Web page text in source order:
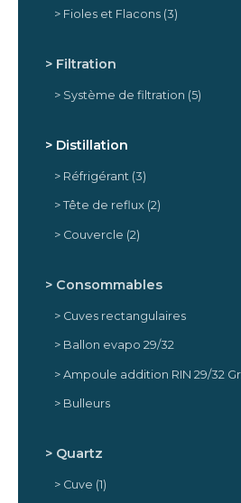
Fioles et Flacons (3)
Filtration
Système de filtration (5)
Distillation
Réfrigérant (3)
Tête de reflux (2)
Couvercle (2)
Consommables
Cuves rectangulaires
Ballon evapo 29/32
Ampoule addition RIN 29/32 Graduée PTFE
Bulleurs
Quartz
Cuve (1)